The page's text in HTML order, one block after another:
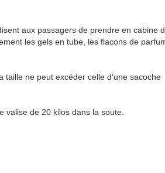
aux passagers de prendre en cabine
les gels en tube, les flacons de
ne peut excéder celle d’une sacoche
valise de 20 kilos dans la soute.